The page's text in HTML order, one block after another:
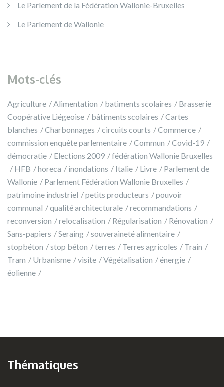
Le Parlement de la Fédération Wallonie-Bruxelles
Le Parlement de Wallonie
Mots-clés
Agriculture Alimentation batiments scolaires
Brasserie
Coopérative Liégeoise
bâtiments scolaires
Cartes
blanches
Charbonnages circuits courts
Commerce
commission enquête parlementaire
Commun
Covid-19
démocratie
Elections 2009
fédération Wallonie Bruxelles
HFB
horeca inondations Italie Livre
Parlement de
Wallonie
Parlement Fédération Wallonie Bruxelles
patrimoine industriel
petits producteurs
pouvoir
communal
qualité architecturale
recommandations
reconversion
relocalisation Régularisation
Rénovation
Sans-papiers
Seraing
souveraineté alimentaire
stopbéton
stop béton terres Terres agricoles
Train
Tram
Urbanisme visite Végétalisation
énergie
éolienne
Thématiques